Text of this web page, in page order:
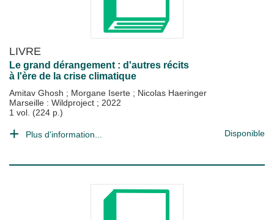
LIVRE
Le grand dérangement : d'autres récits
à l'ère de la crise climatique
Amitav Ghosh ; Morgane Iserte ; Nicolas Haeringer
Marseille : Wildproject ; 2022
1 vol. (224 p.)
Plus d'information... Disponible